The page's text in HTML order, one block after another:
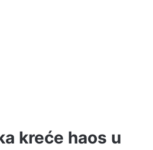
kreće haos u